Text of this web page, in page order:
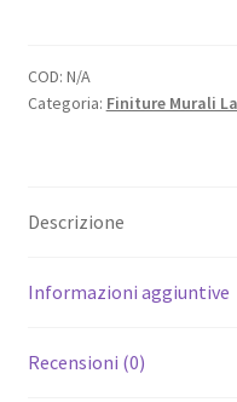
COD: N/A
Categoria: Finiture Murali
Descrizione
Informazioni aggiuntive
Recensioni (0)